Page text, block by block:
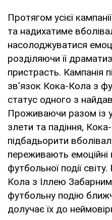
Протягом усієї
та надихатиме
насолоджуватися
розділяючи її
пристрасть. Кампанія
зв'язок Кока-Кола з
статус одного з
Проживаючи разом із
злети та падіння,
підбадьорити
переживають емоційні
футбольної події
Кола з Іллею
футбольну подію
долучає їх до